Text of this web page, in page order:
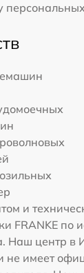
и
FRANKE по
Наш центр в
не имеет